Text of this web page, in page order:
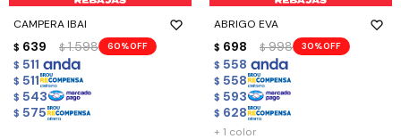
CAMPERA IBAI
$ 639 $ 1.598 60
$ 511
$ 511
$ 543
$ 575
ABRIGO EVA
$ 698 $ 998 30
$ 558
$ 558
$ 593
$ 628
+ 1 color